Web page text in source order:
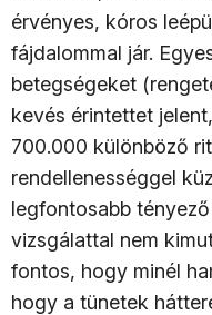
érvényes, kóros
fájdalommal jár.
betegségeket
kevés érintettet
700.000 különböző
rendellenességgel
legfontosabb
vizsgálattal nem
fontos, hogy minél
hogy a tünetek